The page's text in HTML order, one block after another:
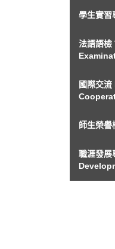
學生實
法語語
國際交
師生榮
職涯發展